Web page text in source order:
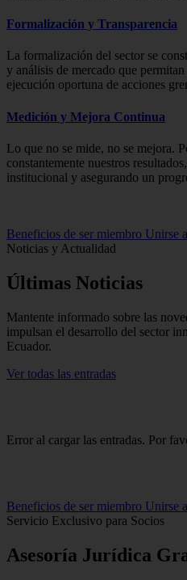
Formalización y Transparencia
La formalización del sector se
y análisis de mercado que
ejecución oportuna de acciones
Medición y Mejora Continua
Lo que no se mide, no se mejora.
constantemente nuestros
institucional y asegurando un
Beneficios de ser miembro Unirse
Noticias y Actualidad
Últimas Noticias
Mantente informado sobre las
impulsan el desarrollo del sector
Ecuador.
Ver todas las entradas
Error al cargar las entradas. Por
Beneficios de ser miembro Unirse
Servicio Exclusivo para Socios
Asesoría Jurídica